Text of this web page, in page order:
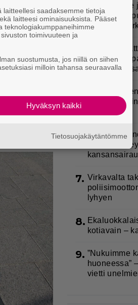
ikinä,
lisäksi,
kärsimystä
3.
omasi S-
Lidl aloitti
kasvikset
Jani
yhteen –
6. Syötkö
löysivät
7. Virkavalta
lyhyen
8.
kotiavain –
9. ”Nukuimme
huoneessa”
vietti
saadaksemme tietoja
laitteesi ominaisuuksista. Pääset
teknologiakumppaneihimme
toimivuuteen ja
suostumusta, jos niillä on siihen
milloin tahansa seuraavalla
Hyväksyn kaikki
Tietosuojakäytäntömme